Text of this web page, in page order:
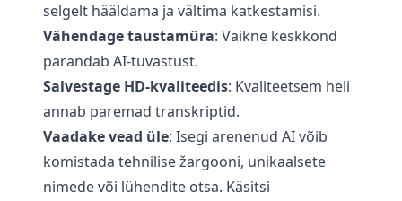
selgelt hääldama ja vältima katkestamisi.
Vähendage taustamüra: Vaikne keskkond
parandab AI-tuvastust.
Salvestage HD-kvaliteedis: Kvaliteetsem heli
annab paremad transkriptid.
Vaadake vead üle: Isegi arenenud AI võib
komistada tehnilise žargooni, unikaalsete
nimede või lühendite otsa. Käsitsi